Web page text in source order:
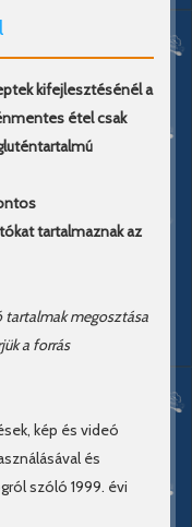
kifejlesztésénél a
étel csak
tartalmaznak az
megosztása
a forrás
kép és videó
és
szóló 1999. évi